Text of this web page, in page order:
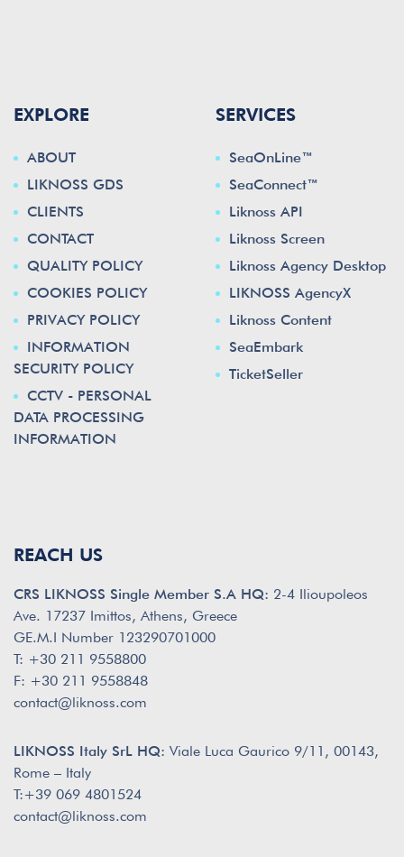
EXPLORE
ABOUT
LIKNOSS GDS
CLIENTS
CONTACT
QUALITY POLICY
COOKIES POLICY
PRIVACY POLICY
INFORMATION
SECURITY POLICY
CCTV - PERSONAL
DATA PROCESSING
INFORMATION
SERVICES
SeaOnLine™
SeaConnect™
Liknoss API
Liknoss Screen
Liknoss Agency Desktop
LIKNOSS AgencyX
Liknoss Content
SeaEmbark
TicketSeller
REACH US
CRS LIKNOSS Single Member S.A HQ: 2-4 Ilioupoleos
Ave. 17237 Imittos, Athens, Greece
GE.M.I Number 123290701000
T: +30 211 9558800
F: +30 211 9558848
contact@liknoss.com
LIKNOSS Italy SrL HQ: Viale Luca Gaurico 9/11, 00143,
Rome – Italy
T:+39 069 4801524
contact@liknoss.com